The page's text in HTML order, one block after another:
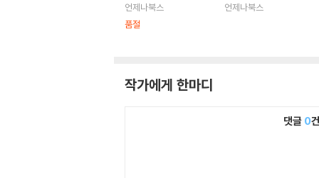
언제나북스
품절
언제나북스
작가에게 한마디
댓글 0